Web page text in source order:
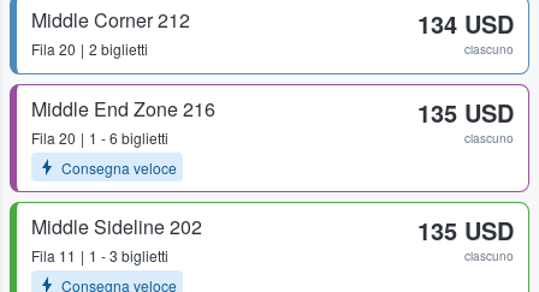
Middle Corner 212
Fila 20 2 biglietti
134 USD
ciascuno
Middle End Zone 216
Fila 20
1 - 6 biglietti
Consegna veloce
135 USD
ciascuno
Middle Sideline 202
Fila 11
1 - 3 biglietti
Consegna veloce
135 USD
ciascuno